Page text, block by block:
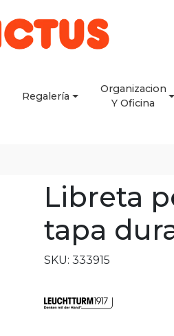
Regalería
Organizacion
Y Oficina
Libreta
tapa
SKU: 333915